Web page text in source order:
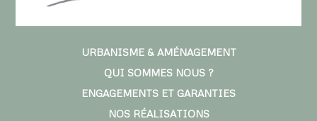
URBANISME & AMÉNAGEMENT
QUI SOMMES NOUS ?
ENGAGEMENTS ET GARANTIES
NOS RÉALISATIONS